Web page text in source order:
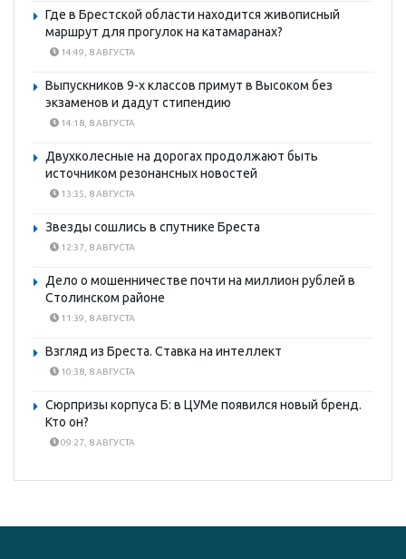
Где в Брестской области находится живописный
маршрут для прогулок на катамаранах?
14:49, 8 АВГУСТА
Выпускников 9-х классов примут в Высоком без
экзаменов и дадут стипендию
14:18, 8 АВГУСТА
Двухколесные на дорогах продолжают быть
источником резонансных новостей
13:35, 8 АВГУСТА
Звезды сошлись в спутнике Бреста
12:37, 8 АВГУСТА
Дело о мошенничестве почти на миллион рублей в
Столинском районе
11:39, 8 АВГУСТА
Взгляд из Бреста. Ставка на интеллект
10:38, 8 АВГУСТА
Сюрпризы корпуса Б: в ЦУМе появился новый бренд.
Кто он?
09:27, 8 АВГУСТА